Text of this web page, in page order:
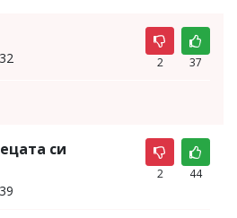
2 37
си
2 44